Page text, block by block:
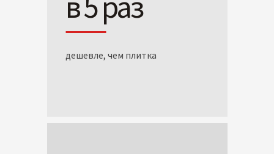
дешевле, чем плитка